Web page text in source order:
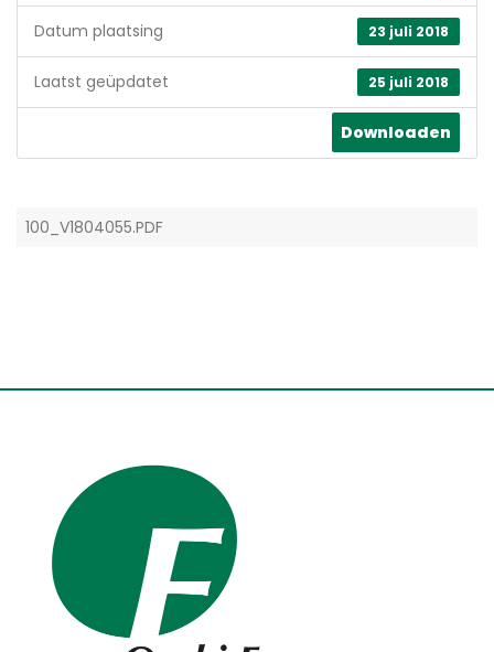
23 juli 2018
Datum plaatsing
25 juli 2018
Laatst geüpdatet
Downloaden
100_V1804055.PDF